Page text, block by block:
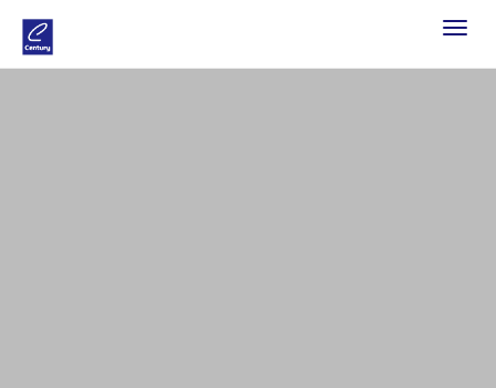
Toggle